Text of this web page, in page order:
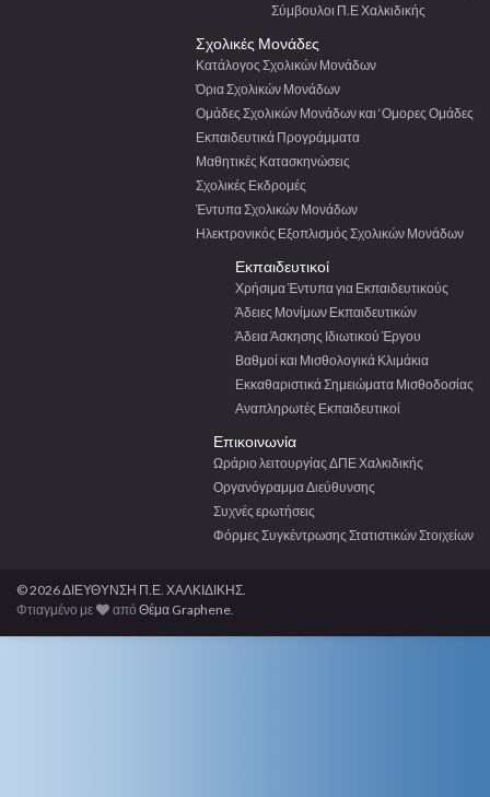
Σύμβουλοι Π.Ε Χαλκιδικής
Σχολικές Μονάδες
Κατάλογος Σχολικών Μονάδων
Όρια Σχολικών Μονάδων
Ομάδες Σχολικών Μονάδων και ‘Ομορες Ομάδες
Εκπαιδευτικά Προγράμματα
Μαθητικές Κατασκηνώσεις
Σχολικές Εκδρομές
Έντυπα Σχολικών Μονάδων
Ηλεκτρονικός Εξοπλισμός Σχολικών Μονάδων
Εκπαιδευτικοί
Χρήσιμα Έντυπα για Εκπαιδευτικούς
Άδειες Μονίμων Εκπαιδευτικών
Άδεια Άσκησης Ιδιωτικού Έργου
Βαθμοί και Μισθολογικά Κλιμάκια
Εκκαθαριστικά Σημειώματα Μισθοδοσίας
Αναπληρωτές Εκπαιδευτικοί
Επικοινωνία
Ωράριο λειτουργίας ΔΠΕ Χαλκιδικής
Οργανόγραμμα Διεύθυνσης
Συχνές ερωτήσεις
Φόρμες Συγκέντρωσης Στατιστικών Στοιχείων
© 2026 ΔΙΕΥΘΥΝΣΗ Π.Ε. ΧΑΛΚΙΔΙΚΗΣ.
Φτιαγμένο με
απόΘέμα Graphene